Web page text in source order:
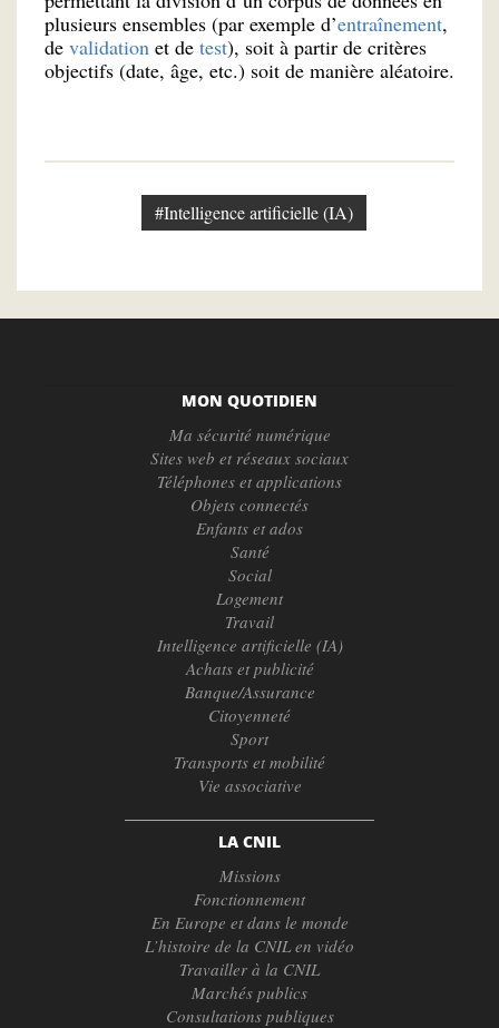
plusieurs ensembles (par exemple d’entraînement,
de validation et de test), soit à partir de critères
objectifs (date, âge, etc.) soit de manière aléatoire.
#Intelligence artificielle (IA)
MON QUOTIDIEN
Ma sécurité numérique
Sites web et réseaux sociaux
Téléphones et applications
Objets connectés
Enfants et ados
Santé
Social
Logement
Travail
Intelligence artificielle (IA)
Achats et publicité
Banque/Assurance
Citoyenneté
Sport
Transports et mobilité
Vie associative
LA CNIL
Missions
Fonctionnement
En Europe et dans le monde
L’histoire de la CNIL en vidéo
Travailler à la CNIL
Marchés publics
Consultations publiques